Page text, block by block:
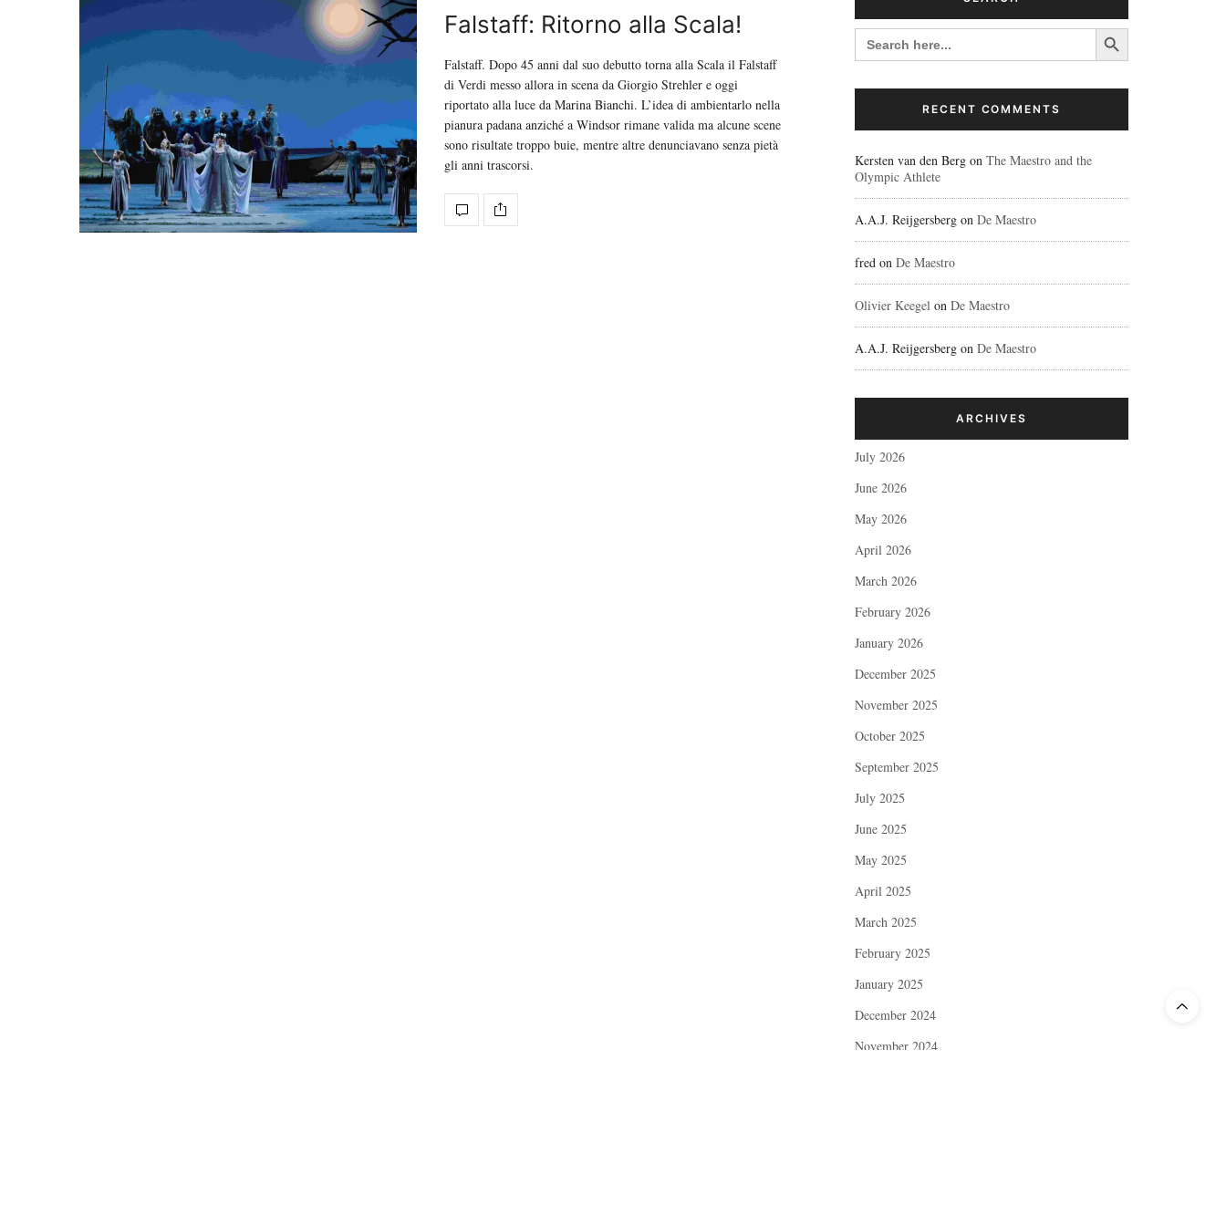
Falstaff: Ritorno alla Scala!
Falstaff. Dopo 45 anni dal suo debutto torna alla Scala il Falstaff
di Verdi messo allora in scena da Giorgio Strehler e oggi
riportato alla luce da Marina Bianchi. L’idea di ambientarlo nella
pianura padana anziché a Windsor rimane valida ma alcune scene
sono risultate troppo buie, mentre altre denunciavano senza pietà
gli anni trascorsi.
SEARCH
FOR:
Search Button
RECENT COMMENTS
Kersten van den Berg on The Maestro and the
Olympic Athlete
A.A.J. Reijgersberg on De Maestro
fred on De Maestro
Olivier Keegel on De Maestro
A.A.J. Reijgersberg on De Maestro
ARCHIVES
July 2026
June 2026
May 2026
April 2026
March 2026
February 2026
January 2026
December 2025
November 2025
October 2025
September 2025
July 2025
June 2025
May 2025
April 2025
March 2025
February 2025
January 2025
December 2024
November 2024